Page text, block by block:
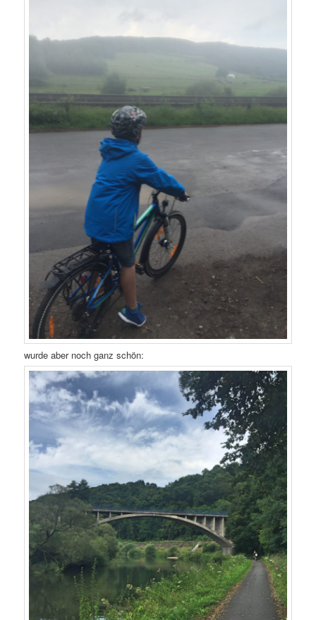
wurde aber noch ganz schön: